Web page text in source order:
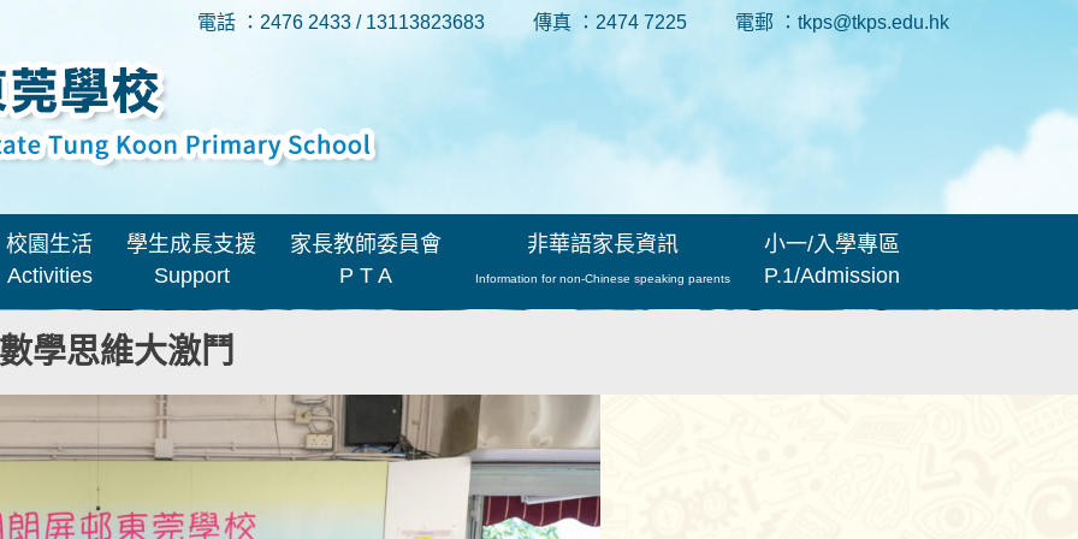
電話 ：2476 2433 / 13113823683 傳真 ：2474 7225 電郵 ：tkps@tkps.edu.hk
校園生活
Activities
學生成長支援
Support
家長教師委員會
P T A
非華語家長資訊
Information for non-Chinese speaking parents
小一/入學專區
P.1/Admission
學思維大激鬥